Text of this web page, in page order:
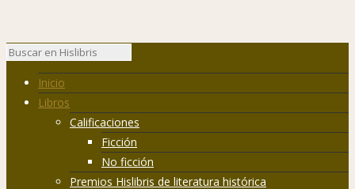
Inicio
Libros
Calificaciones
Ficción
No ficción
Premios Hislibris de literatura histórica